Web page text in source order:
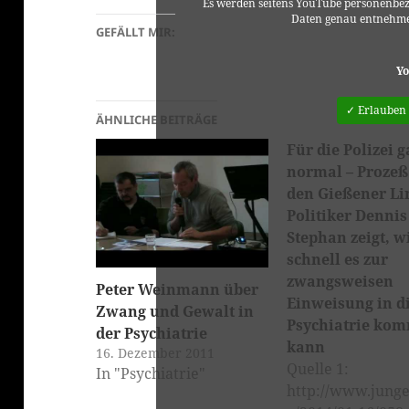
Es werden seitens YouTube
Daten genau
✓ Erlauben
GEFÄLLT MIR:
ÄHNLICHE BEITRÄGE
Peter Weinmann über
Zwang und Gewalt in
der Psychiatrie
16. Dezember 2011
In "Psychiatrie"
Für die Polizei
normal –
den Gießener
Politiker Dennis
Stephan zeigt,
schnell es zur
zwangsweisen
Einweisung in
Psychiatrie
kann